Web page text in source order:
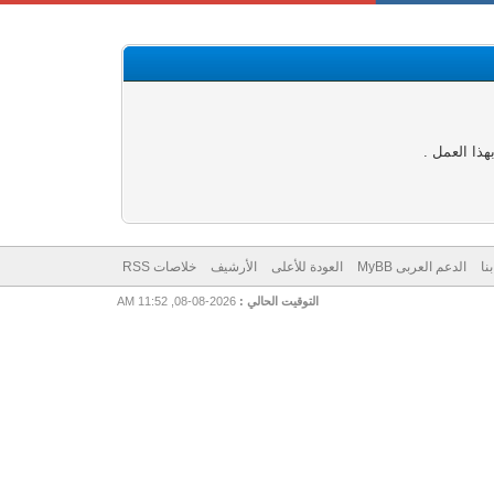
العمل .
الدعم العربى MyBB العودة للأعلى الأرشيف خلاصات RSS
التوقيت الحالي : 2026-08-08, 11:52 AM